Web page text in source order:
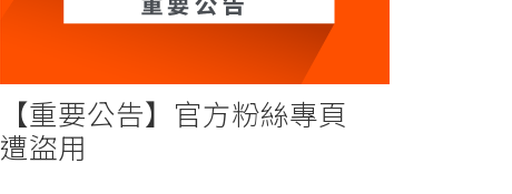
【重要公告】官方粉絲專頁
遭盜用